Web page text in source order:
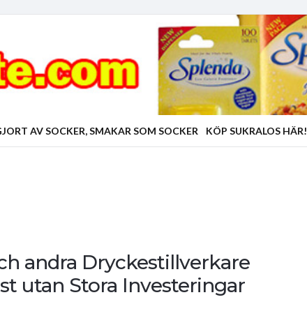
AV SOCKER, SMAKAR SOM SOCKER KÖP SUKRALOS HÄR!
andra Dryckestillverkare
utan Stora Investeringar